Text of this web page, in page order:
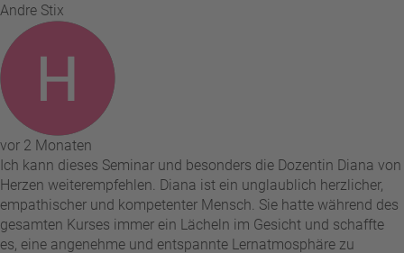
Andre Stix
vor 2 Monaten
Ich kann dieses Seminar und besonders die Dozentin Diana von
Herzen weiterempfehlen. Diana ist ein unglaublich herzlicher,
empathischer und kompetenter Mensch. Sie hatte während des
gesamten Kurses immer ein Lächeln im Gesicht und schaffte
es, eine angenehme und entspannte Lernatmosphäre zu